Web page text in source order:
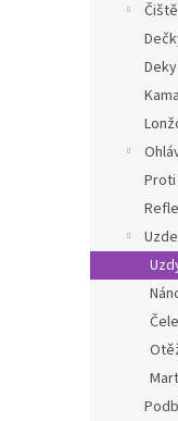
Deky
Proti